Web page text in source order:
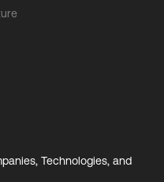
Technologies, and